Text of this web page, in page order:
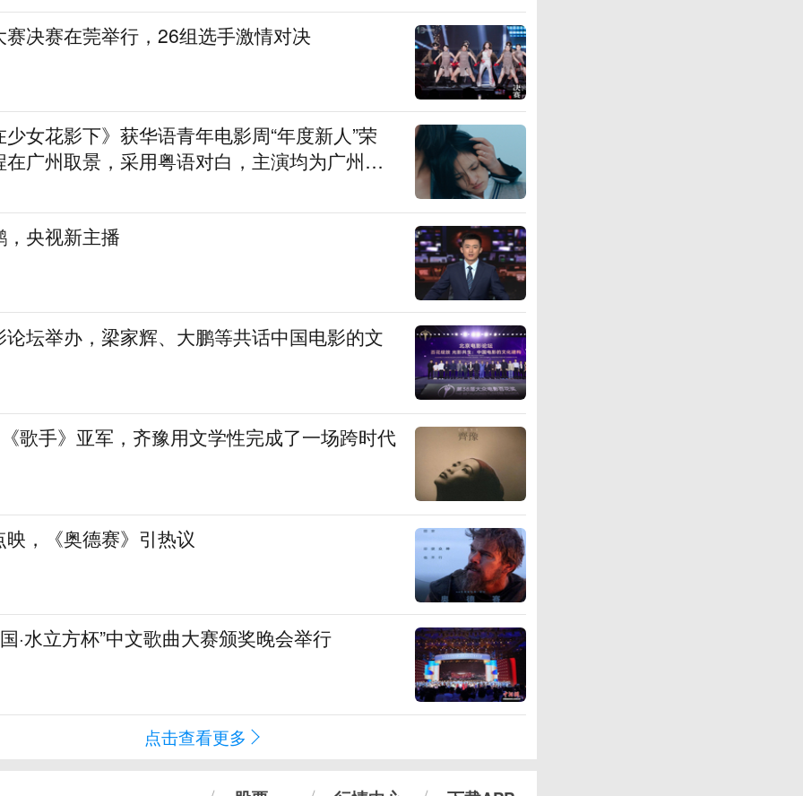
决赛在莞举行，26组选手激情对决
女花影下》获华语青年电影周“年度新人”荣
广州取景，采用粤语对白，主演均为广州本
央视新主播
坛举办，梁家辉、大鹏等共话中国电影的文
歌手》亚军，齐豫用文学性完成了一场跨时代
，《奥德赛》引热议
·水立方杯”中文歌曲大赛颁奖晚会举行
点击查看更多